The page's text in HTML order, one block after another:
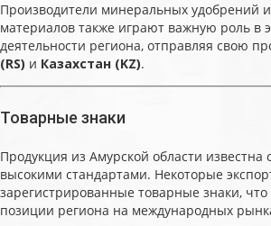
Производители минеральных удобрений
материалов также играют важную роль в
деятельности региона, отправляя свою
(RS) и Казахстан (KZ).
Товарные знаки
Продукция из Амурской области известна
высокими стандартами. Некоторые
зарегистрированные товарные знаки, что
позиции региона на международных